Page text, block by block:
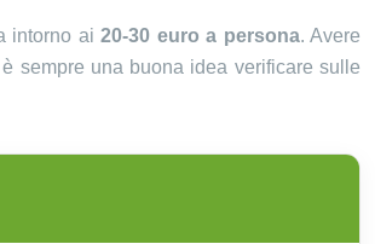
intorno ai 20-30 euro a persona. Avere
sempre una buona idea verificare sulle